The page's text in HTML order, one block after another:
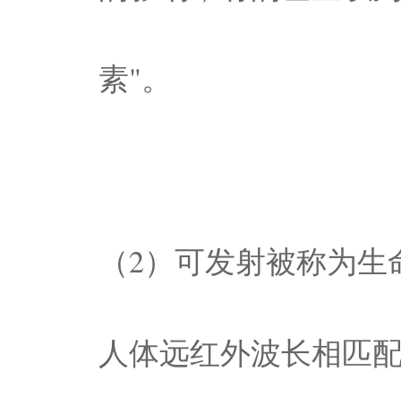
素"。
（2）可发射被称为
人体远红外波长相匹